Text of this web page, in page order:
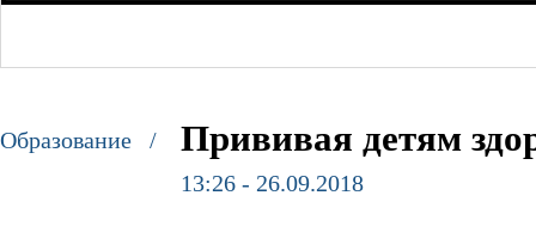
Образование / Прививая детям
13:26 - 26.09.2018